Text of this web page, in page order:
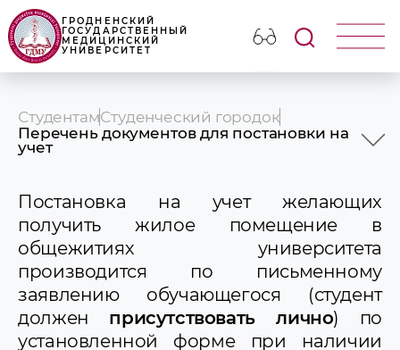
ГРОДНЕНСКИЙ
ГОСУДАРСТВЕННЫЙ
МЕДИЦИНСКИЙ
УНИВЕРСИТЕТ
СтудентамСтуденческий городок
Перечень документов для постановки на
учет
городка
Положения об общежитии
Перечень документов для постановки на
учет
Общежития
Объявления
Постановка на учет желающих
получить жилое помещение в
общежитиях университета
производится по письменному
заявлению обучающегося (студент
должен присутствовать лично) по
установленной форме при наличии